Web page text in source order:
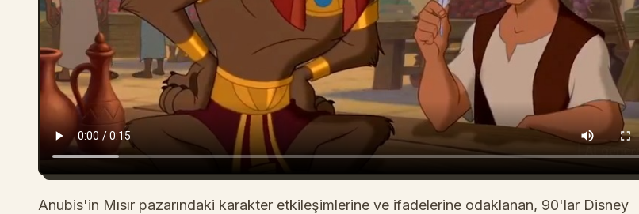
Anubis'in Mısır pazarındaki karakter etkileşimlerine ve ifadelerine odaklanan, 90'lar Disney